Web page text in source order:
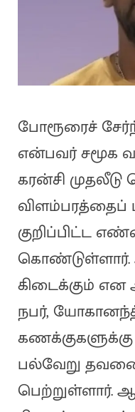
போரூரைச்
என்பவர் சமூக
கரன்சி
விளம்பரத்தைப்
குறிப்பிட்ட
கொண்டுள்ளார்.
கிடைக்கும்
நபர்,
கணக்குகளுக்கு
பல்வேறு
பெற்றுள்ளார்.